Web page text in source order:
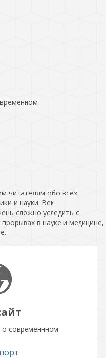
читателям обо всех
и науки. Век
сложно уследить о
в науке и медицине,
о современнном